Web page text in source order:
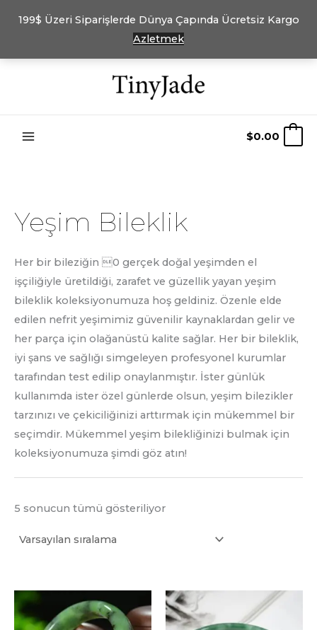
199$ Üzeri Siparişlerde Dünya Çapında Ücretsiz Kargo
Azletmek
$0.00
Yeşim Bileklik
Her bir bileziğin 0 gerçek doğal yeşimden el
işçiliğiyle üretildiği, zarafet ve güzellik yayan yeşim
bileklik koleksiyonumuza hoş geldiniz. Özenle elde
edilen nefrit yeşimimiz güvenilir kaynaklardan gelir ve
her parça için olağanüstü kalite sağlar. Her bir bileklik,
iyi şans ve sağlığı simgeleyen profesyonel kurumlar
tarafından test edilip onaylanmıştır. İster günlük
kullanımda ister özel günlerde olsun, yeşim bilezikler
tarzınızı ve çekiciliğinizi arttırmak için mükemmel bir
seçimdir. Mükemmel yeşim bilekliğinizi bulmak için
koleksiyonumuza şimdi göz atın!
5 sonucun tümü gösteriliyor